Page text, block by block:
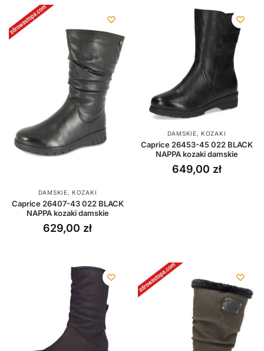
DAMSKIE, KOZAKI
Caprice 26407-43 022 BLACK
NAPPA kozaki damskie
629,00 zł
DAMSKIE,KOZAKI
Caprice 26453-45 022 BLACK
NAPPA kozaki damskie
649,00 zł